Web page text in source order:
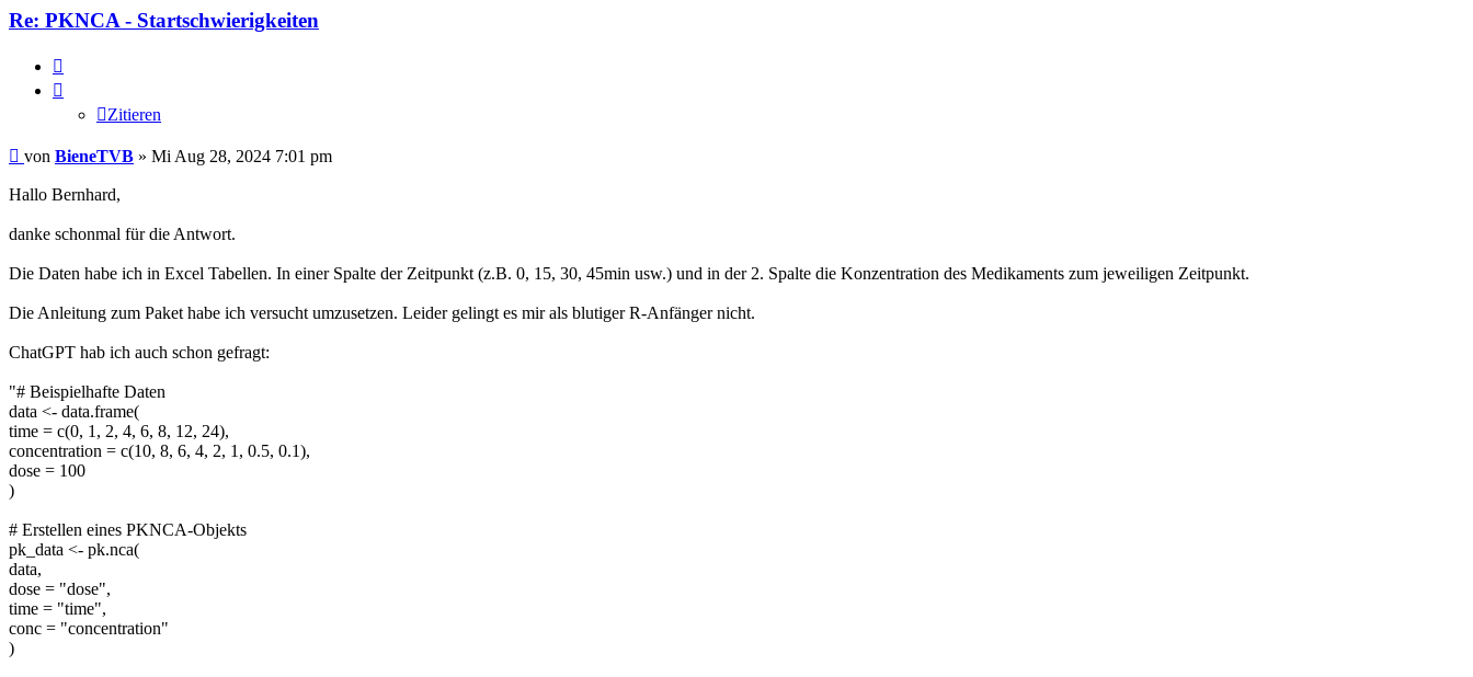
Re: PKNCA - Startschwierigkeiten
Zitieren
Beitrag
von BieneTVB » Mi Aug 28, 2024 7:01 pm
Hallo Bernhard,
danke schonmal für die Antwort.
Die Daten habe ich in Excel Tabellen. In einer Spalte der Zeitpunkt (z.B. 0, 15, 30, 45min usw.) und in der 2. Spalte die Konzentration des Medikaments zum jeweiligen Zeitpunkt.
Die Anleitung zum Paket habe ich versucht umzusetzen. Leider gelingt es mir als blutiger R-Anfänger nicht.
ChatGPT hab ich auch schon gefragt:
"# Beispielhafte Daten
data <- data.frame(
time = c(0, 1, 2, 4, 6, 8, 12, 24),
concentration = c(10, 8, 6, 4, 2, 1, 0.5, 0.1),
dose = 100
)
# Erstellen eines PKNCA-Objekts
pk_data <- pk.nca(
data,
dose = "dose",
time = "time",
conc = "concentration"
)